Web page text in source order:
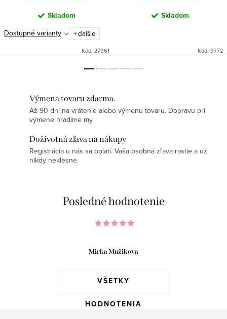
Skladom
Dostupné varianty + ďalšie
Kód: 27961
Skladom
Kód: 9772
Výmena tovaru zdarma.
Až 90 dní na vrátenie alebo výmenu tovaru. Dopravu pri
výmene hradíme my.
Doživotná zľava na nákupy
Registrácia u nás sa oplatí. Vaša osobná zľava rastie a už
nikdy neklesne.
Posledné hodnotenie
VŠETKY
HODNOTENIA
Mirka Mužikova